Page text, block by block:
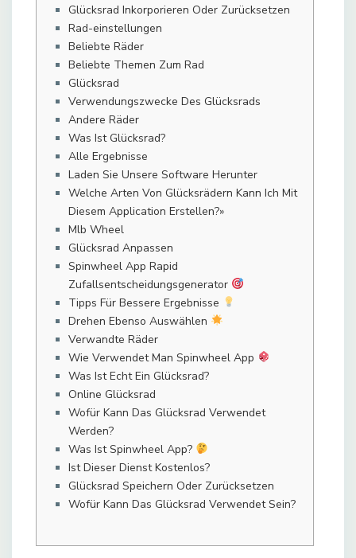
Glücksrad Inkorporieren Oder Zurücksetzen
Rad-einstellungen
Beliebte Räder
Beliebte Themen Zum Rad
Glücksrad
Verwendungszwecke Des Glücksrads
Andere Räder
Was Ist Glücksrad?
Alle Ergebnisse
Laden Sie Unsere Software Herunter
Welche Arten Von Glücksrädern Kann Ich Mit
Diesem Application Erstellen?»
Mlb Wheel
Glücksrad Anpassen
Spinwheel App Rapid
Zufallsentscheidungsgenerator
Tipps Für Bessere Ergebnisse
Drehen Ebenso Auswählen
Verwandte Räder
Wie Verwendet Man Spinwheel App
Was Ist Echt Ein Glücksrad?
Online Glücksrad
Wofür Kann Das Glücksrad Verwendet
Werden?
Was Ist Spinwheel App?
Ist Dieser Dienst Kostenlos?
Glücksrad Speichern Oder Zurücksetzen
Wofür Kann Das Glücksrad Verwendet Sein?